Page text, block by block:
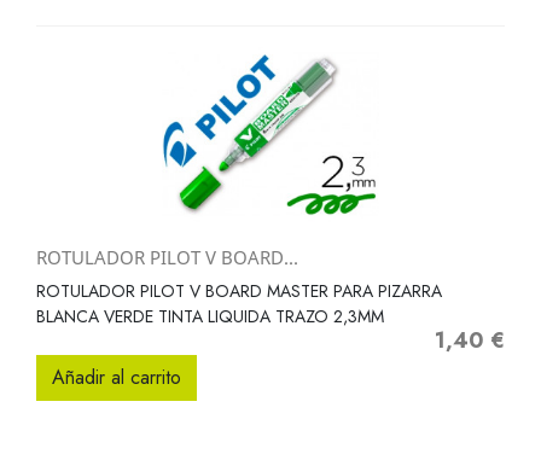
ROTULADOR PILOT V BOARD...
ROTULADOR PILOT V BOARD MASTER PARA PIZARRA
BLANCA VERDE TINTA LIQUIDA TRAZO 2,3MM
Precio
1,40 €
Añadir al carrito